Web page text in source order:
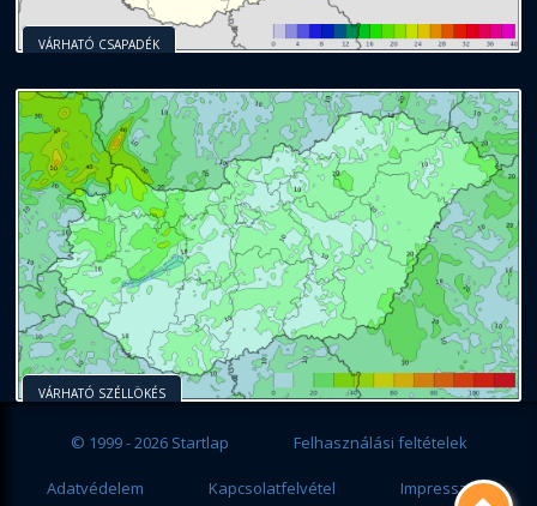
VÁRHATÓ CSAPADÉK
VÁRHATÓ SZÉLLÖKÉS
© 1999 - 2026 Startlap Felhasználási feltételek
Adatvédelem Kapcsolatfelvétel Impresszum